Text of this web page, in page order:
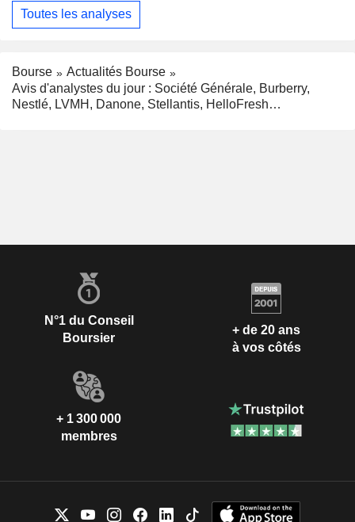
Toutes les analyses
Bourse
Actualités Bourse
Avis d'analystes du jour : Société Générale, Burberry,
Nestlé, LVMH, Danone, Stellantis, HelloFresh…
N°1 du Conseil
Boursier
+ de 20 ans
à vos côtés
+ 1 300 000
membres